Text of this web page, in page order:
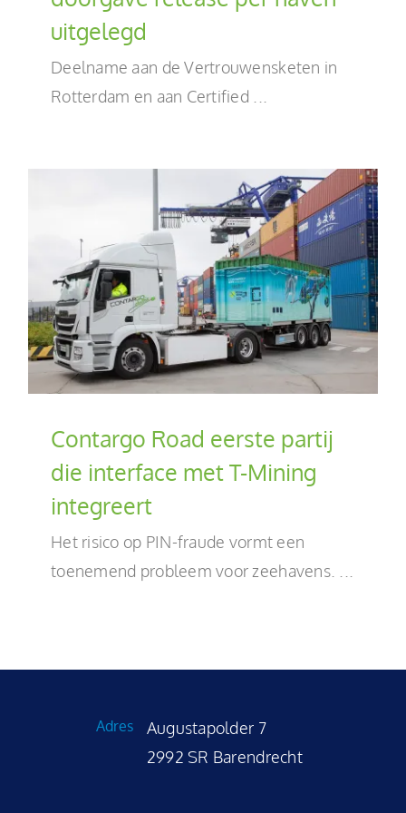
uitgelegd
Deelname aan de Vertrouwensketen in
Rotterdam en aan Certified ...
Contargo Road eerste partij
die interface met T-Mining
integreert
Het risico op PIN-fraude vormt een
toenemend probleem voor zeehavens. ...
Adres
Augustapolder 7
2992 SR Barendrecht